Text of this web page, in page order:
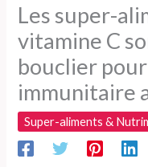
Les super-
vitamine C
bouclier
immunitaire
Super-aliments &